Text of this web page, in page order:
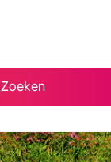
Zoeken